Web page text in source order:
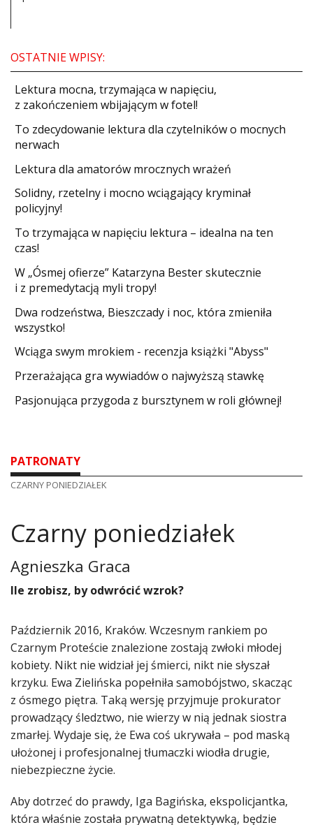
OSTATNIE WPISY:
​Lektura mocna, trzymająca w napięciu,
z zakończeniem wbijającym w fotel!
​To zdecydowanie lektura dla czytelników o mocnych
nerwach
Lektura dla amatorów mrocznych wrażeń
Solidny, rzetelny i mocno wciągający kryminał
policyjny!
​To trzymająca w napięciu lektura – idealna na ten
czas!
W „Ósmej ofierze” Katarzyna Bester skutecznie
i z premedytacją myli tropy!
Dwa rodzeństwa, Bieszczady i noc, która zmieniła
wszystko!
Wciąga swym mrokiem - recenzja książki "Abyss"
​Przerażająca gra wywiadów o najwyższą stawkę
Pasjonująca przygoda z bursztynem w roli głównej!
PATRONATY
CZARNY PONIEDZIAŁEK
Czarny poniedziałek
Agnieszka Graca
​Ile zrobisz, by odwrócić wzrok?
Październik 2016, Kraków. Wczesnym rankiem po
Czarnym Proteście znalezione zostają zwłoki młodej
kobiety. Nikt nie widział jej śmierci, nikt nie słyszał
krzyku. Ewa Zielińska popełniła samobójstwo, skacząc
z ósmego piętra. Taką wersję przyjmuje prokurator
prowadzący śledztwo, nie wierzy w nią jednak siostra
zmarłej. Wydaje się, że Ewa coś ukrywała – pod maską
ułożonej i profesjonalnej tłumaczki wiodła drugie,
niebezpieczne życie.
Aby dotrzeć do prawdy, Iga Bagińska, ekspolicjantka,
która właśnie została prywatną detektywką, będzie